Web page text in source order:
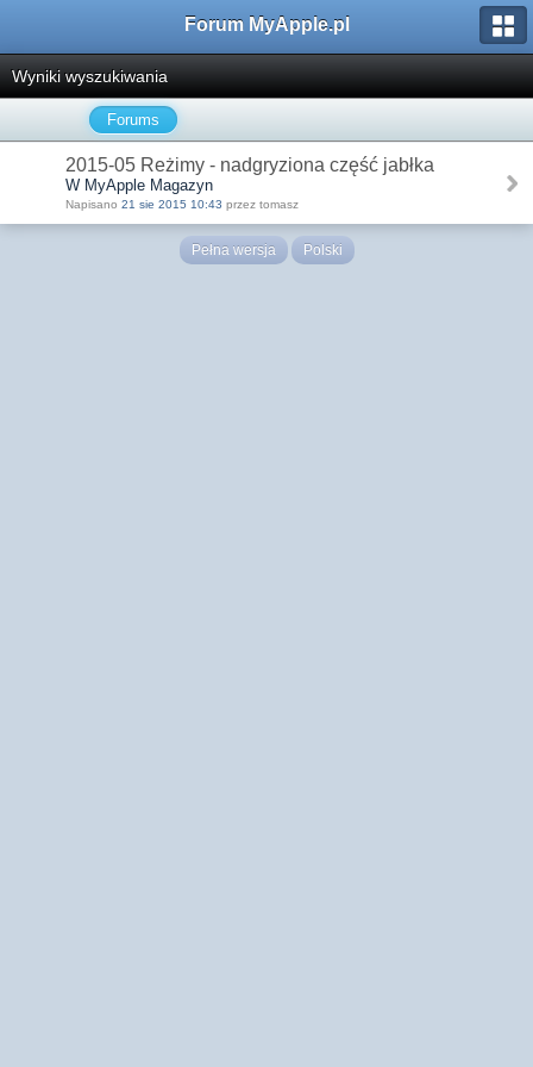
Forum MyApple.pl
Wyniki wyszukiwania
Forums
2015-05 Reżimy - nadgryziona część jabłka
W MyApple Magazyn
Napisano 21 sie 2015 10:43 przez tomasz
Pełna wersja Polski